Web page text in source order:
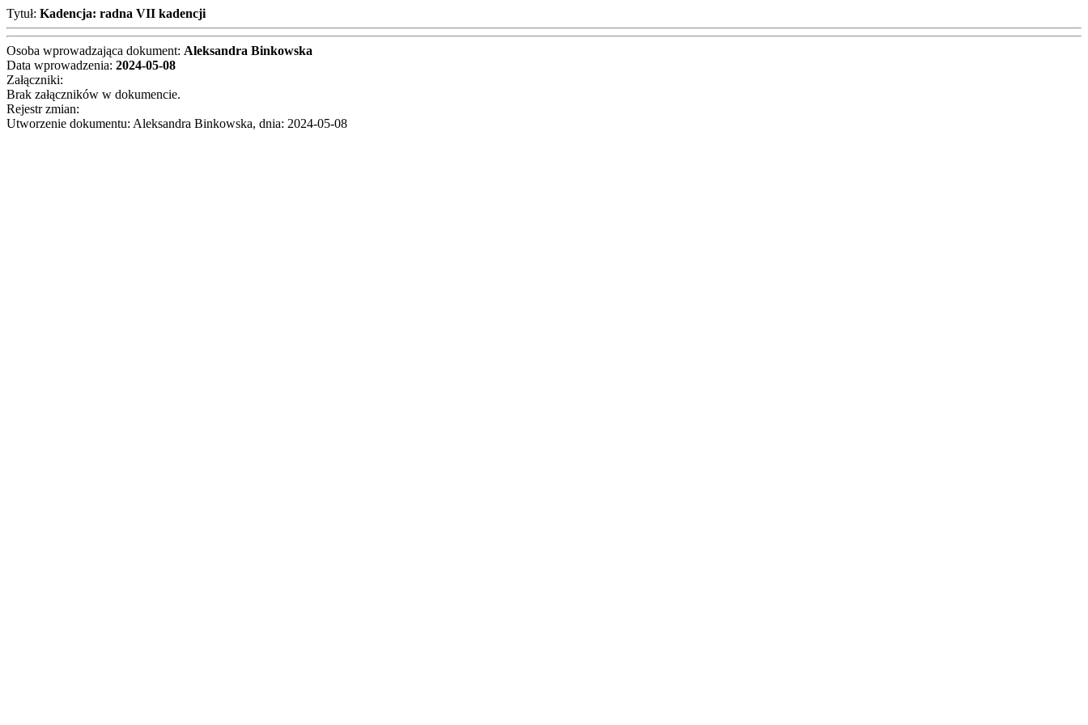
Tytuł: Kadencja: radna VII kadencji
Osoba wprowadzająca dokument: Aleksandra Binkowska
Data wprowadzenia: 2024-05-08
Załączniki:
Brak załączników w dokumencie.
Rejestr zmian:
Utworzenie dokumentu: Aleksandra Binkowska, dnia: 2024-05-08